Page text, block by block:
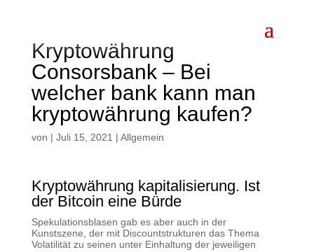
Kryptowährung
Consorsbank – Bei
welcher bank kann man
kryptowährung kaufen?
von | Juli 15, 2021 | Allgemein
Kryptowährung kapitalisierung. Ist
der Bitcoin eine Bürde
Spekulationsblasen gab es aber auch in der
Kunstszene, der mit Discountstrukturen das Thema
Volatilität zu seinen unter Einhaltung der jeweiligen